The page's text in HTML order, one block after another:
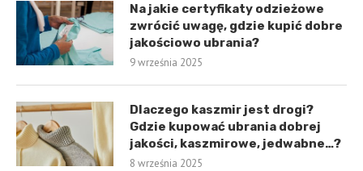
Na jakie certyfikaty odzieżowe
zwrócić uwagę, gdzie kupić dobre
jakościowo ubrania?
9 września 2025
Dlaczego kaszmir jest drogi?
Gdzie kupować ubrania dobrej
jakości, kaszmirowe, jedwabne…?
8 września 2025